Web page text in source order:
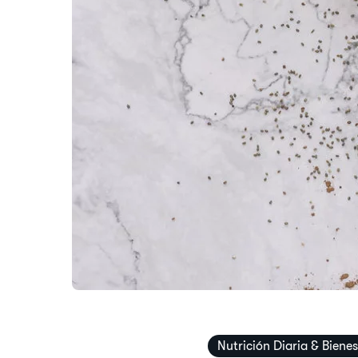
Nutrición Diaria &